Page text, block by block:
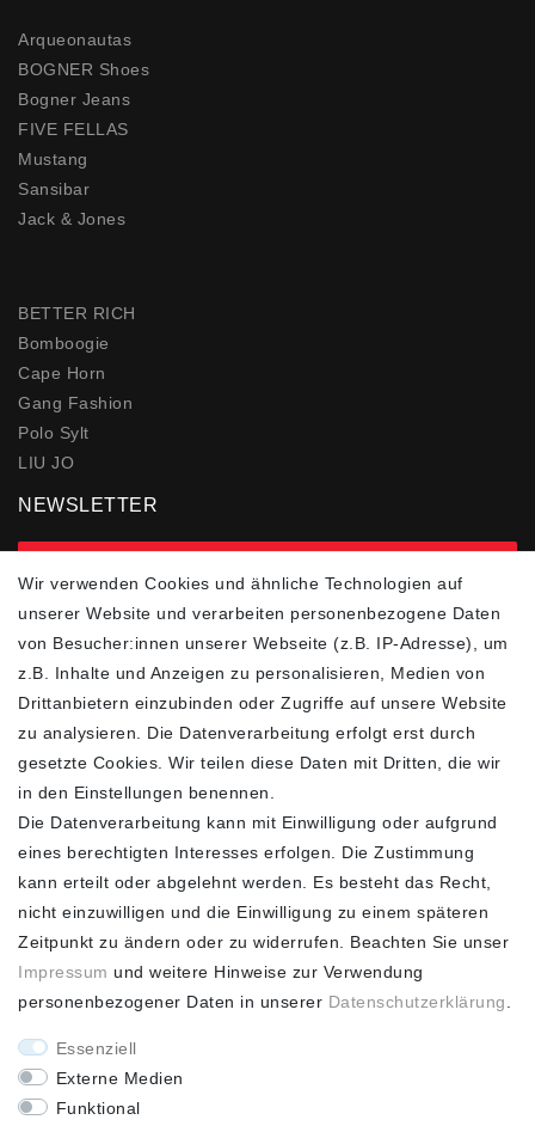
Arqueonautas
BOGNER Shoes
Bogner Jeans
FIVE FELLAS
Mustang
Sansibar
Jack & Jones
BETTER RICH
Bomboogie
Cape Horn
Gang Fashion
Polo Sylt
LIU JO
NEWSLETTER
FOLGEN SIE UNS
ZAHLUNGSARTEN
SCHNELLER UND
KOSTENLOSER
FASHION HOUSE
Hotline: +49
(0)15223993771 (Mo. bis
Wir verwenden Cookies und ähnliche Technologien auf
unserer Website und verarbeiten personenbezogene Daten
von Besucher:innen unserer Webseite (z.B. IP-Adresse), um
z.B. Inhalte und Anzeigen zu personalisieren, Medien von
Drittanbietern einzubinden oder Zugriffe auf unsere Website
zu analysieren. Die Datenverarbeitung erfolgt erst durch
gesetzte Cookies. Wir teilen diese Daten mit Dritten, die wir
in den Einstellungen benennen.
Die Datenverarbeitung kann mit Einwilligung oder aufgrund
eines berechtigten Interesses erfolgen. Die Zustimmung
kann erteilt oder abgelehnt werden. Es besteht das Recht,
nicht einzuwilligen und die Einwilligung zu einem späteren
Zeitpunkt zu ändern oder zu widerrufen. Beachten Sie unser
Impressum und weitere Hinweise zur Verwendung
personenbezogener Daten in unserer Daten­schutz­erklärung
Essenziell
Externe Medien
Funktional